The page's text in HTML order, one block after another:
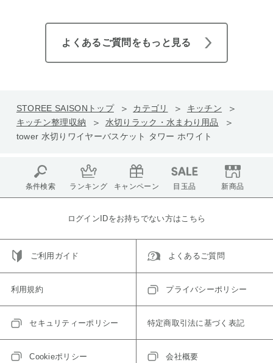
よくあるご質問をもっと見る
STOREE SAISONトップ カテゴリ
キッチン
キッチン整理収納
水切りラック・水まわり用品
tower 水切りワイヤーバスケット タワー ホワイト
条件検索 ランキング キャンペーン 目玉品 新商品
ログインIDをお持ちでない方はこちら
ご利用ガイド よくあるご質問
利用規約 プライバシーポリシー
セキュリティーポリシー 特定商取引法に基づく表記
Cookieポリシー 会社概要